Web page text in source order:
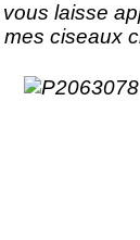
laisse
ciseaux